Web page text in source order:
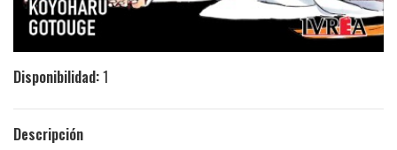
Disponibilidad:1
Descripción